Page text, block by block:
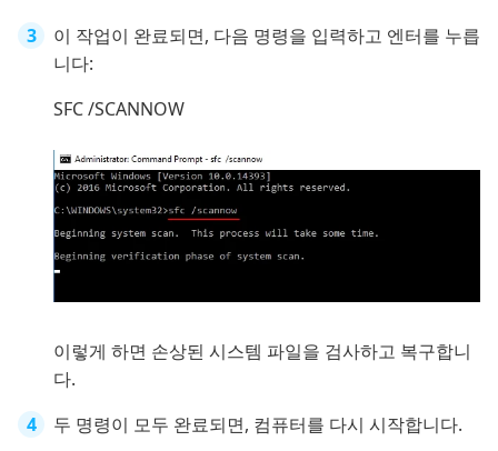
이 작업이 완료되면, 다음 명령을 입력하고 엔터를 누릅
니다:
SFC /SCANNOW
이렇게 하면 손상된 시스템 파일을 검사하고 복구합니
다.
두 명령이 모두 완료되면, 컴퓨터를 다시 시작합니다.